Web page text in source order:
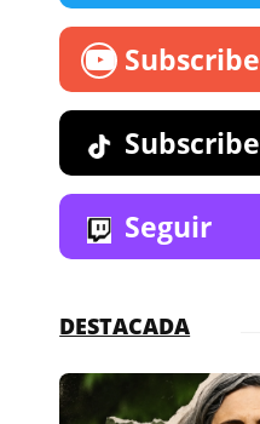
Subscribe
Subscribe
Seguir
DESTACADA